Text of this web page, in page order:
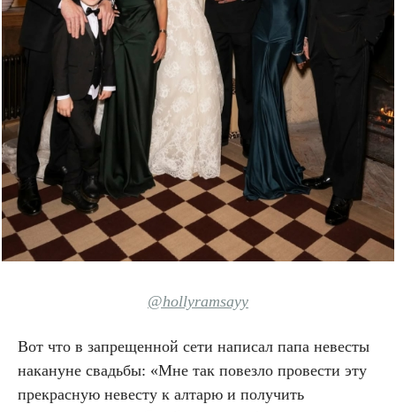
@hollyramsayy
Вот что в запрещенной сети написал папа невесты
накануне свадьбы: «Мне так повезло провести эту
прекрасную невесту к алтарю и получить